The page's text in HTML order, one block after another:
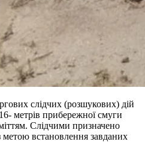
слідчих (розшукових) дій
метрів прибережної смуги
Слідчими призначено
метою встановлення завданих